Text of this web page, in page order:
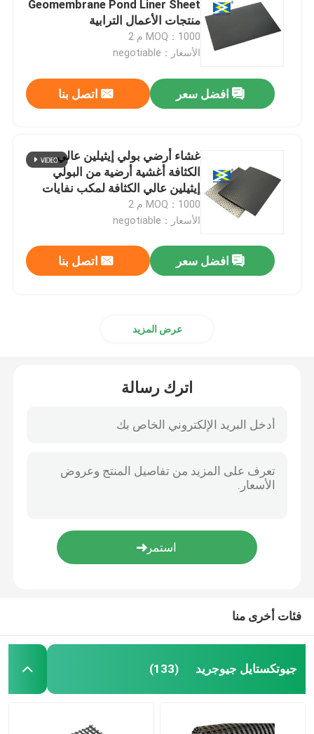
جي سي ال كلاي لاينر
غشاء تصريف مدمل
Geomembrane Pond Liner Sheet
منتجات الأعمال الترابية
MOQ：1000 م 2
الأسعار：negotiable
افضل سعر اتصل بنا
غشاء أرضي بولي إيثيلين عالي
الكثافة أغشية أرضية من البولي
إيثيلين عالي الكثافة لمكب نفايات
حمام السباحة
MOQ：1000 م 2
الأسعار：negotiable
افضل سعر اتصل بنا
عرض المزيد
اترك رسالة
فئات أخرى منا
جيوتكستايل جيوجريد (133)